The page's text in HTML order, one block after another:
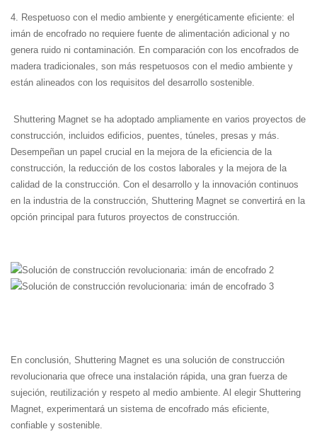
4. Respetuoso con el medio ambiente y energéticamente eficiente: el
imán de encofrado no requiere fuente de alimentación adicional y no
genera ruido ni contaminación. En comparación con los encofrados de
madera tradicionales, son más respetuosos con el medio ambiente y
están alineados con los requisitos del desarrollo sostenible.
Shuttering Magnet se ha adoptado ampliamente en varios proyectos de
construcción, incluidos edificios, puentes, túneles, presas y más.
Desempeñan un papel crucial en la mejora de la eficiencia de la
construcción, la reducción de los costos laborales y la mejora de la
calidad de la construcción. Con el desarrollo y la innovación continuos
en la industria de la construcción, Shuttering Magnet se convertirá en la
opción principal para futuros proyectos de construcción.
En conclusión, Shuttering Magnet es una solución de construcción
revolucionaria que ofrece una instalación rápida, una gran fuerza de
sujeción, reutilización y respeto al medio ambiente. Al elegir Shuttering
Magnet, experimentará un sistema de encofrado más eficiente,
confiable y sostenible.